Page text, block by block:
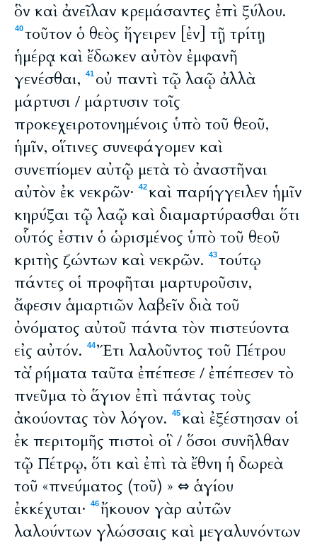
ὃν καὶ ἀνεῖλαν κρεμάσαντες ἐπὶ ξύλου.
40τοῦτον ὁ θεὸς ἤγειρεν [ἐν] τῇ τρίτῃ
ἡμέρᾳ καὶ ἔδωκεν αὐτὸν ἐμφανῆ
γενέσθαι,
41 οὐ παντὶ τῷ λαῷ ἀλλὰ
μάρτυσι / μάρτυσιν τοῖς
προκεχειροτονημένοις ὑπὸ τοῦ θεοῦ,
ἡμῖν, οἵτινες συνεφάγομεν καὶ
συνεπίομεν αὐτῷ μετὰ τὸ ἀναστῆναι
αὐτὸν ἐκ νεκρῶν·
42καὶ παρήγγειλεν ἡμῖν
κηρύξαι τῷ λαῷ καὶ διαμαρτύρασθαι ὅτι
οὗτός ἐστιν ὁ ὡρισμένος ὑπὸ τοῦ θεοῦ
κριτὴς ζώντων καὶ νεκρῶν.
43τούτῳ
πάντες οἱ προφῆται μαρτυροῦσιν,
ἄφεσιν ἁμαρτιῶν λαβεῖν διὰ τοῦ
ὀνόματος αὐτοῦ πάντα τὸν πιστεύοντα
εἰς αὐτόν.
44Ἔτι λαλοῦντος τοῦ Πέτρου
τὰ ῥήματα ταῦτα ἐπέπεσε / ἐπέπεσεν τὸ
πνεῦμα τὸ ἅγιον ἐπὶ πάντας τοὺς
ἀκούοντας τὸν λόγον.
45καὶ ἐξέστησαν οἱ
ἐκ περιτομῆς πιστοὶ οἳ / ὅσοι συνῆλθαν
τῷ Πέτρῳ, ὅτι καὶ ἐπὶ τὰ ἔθνη ἡ δωρεὰ
τοῦ «πνεύματος (τοῦ) » ⇔ ἁγίου
ἐκκέχυται·
46ἤκουον γὰρ αὐτῶν
λαλούντων γλώσσαις καὶ μεγαλυνόντων